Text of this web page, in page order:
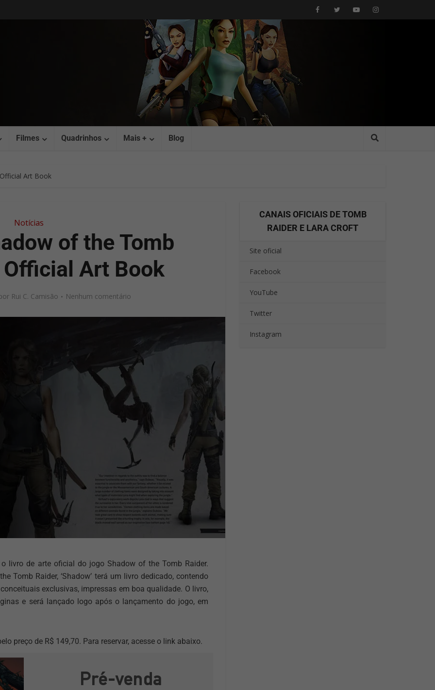
Filmes Quadrinhos Mais + Blog
Art Book
Notícias
of the Tomb
Official Art Book
Rui C. Camisão Nenhum comentário
livro de arte oficial do jogo Shadow of the Tomb Raider.
Tomb Raider, ‘Shadow’ terá um livro dedicado, contendo
exclusivas, impressas em boa qualidade. O livro,
e será lançado logo após o lançamento do jogo, em
preço de R$ 149,70. Para reservar, acesse o link abaixo.
Pré-venda
CANAIS OFICIAIS DE TOMB
RAIDER E LARA CROFT
Site oficial
Facebook
YouTube
Twitter
Instagram